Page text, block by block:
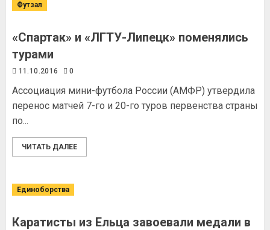
Футзал
«Спартак» и «ЛГТУ-Липецк» поменялись
турами
11.10.2016 0
Ассоциация мини-футбола России (АМФР) утвердила
перенос матчей 7-го и 20-го туров первенства страны
по...
ЧИТАТЬ ДАЛЕЕ
Единоборства
Каратисты из Ельца завоевали медали в